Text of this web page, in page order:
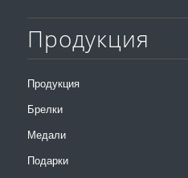
Продукция
Продукция
Брелки
Медали
Подарки